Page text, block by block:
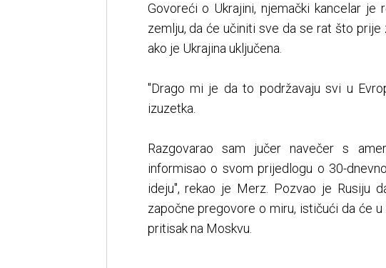
Govoreći o Ukrajini, njemački kancelar
zemlju, da će učiniti sve da se rat što
ako je Ukrajina uključena.
"Drago mi je da to podržavaju svi u
izuzetka.
Razgovarao sam jučer navečer s
informisao o svom prijedlogu o 30-
ideju", rekao je Merz. Pozvao je Rusiju
započne pregovore o miru, ističući da će
pritisak na Moskvu.